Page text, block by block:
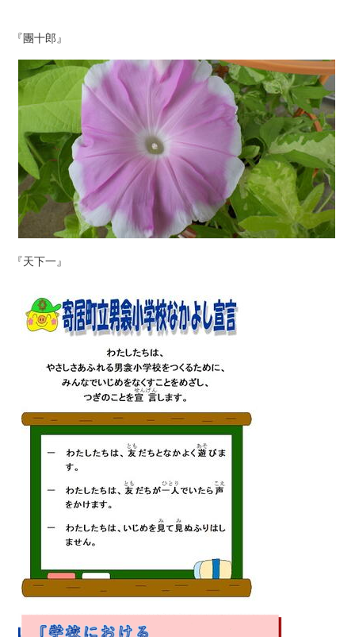
『團十郎』
『天下一』